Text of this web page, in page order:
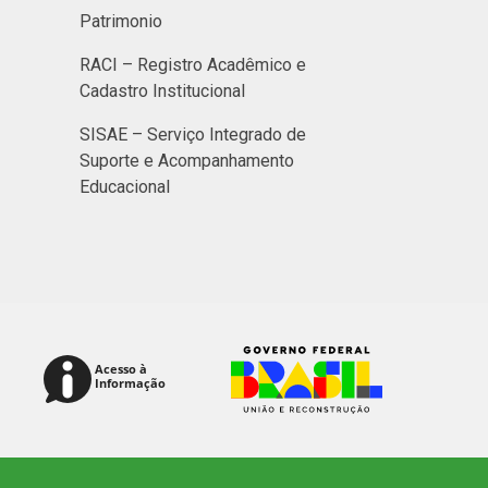
Patrimonio
RACI – Registro Acadêmico e
Cadastro Institucional
SISAE – Serviço Integrado de
Suporte e Acompanhamento
Educacional